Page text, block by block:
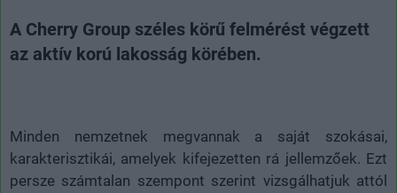
A Cherry Group széles körű felmérést végzett
az aktív korú lakosság körében.
Minden nemzetnek megvannak a saját szokásai,
karakterisztikái, amelyek kifejezetten rá jellemzőek. Ezt
persze számtalan szempont szerint vizsgálhatjuk attól